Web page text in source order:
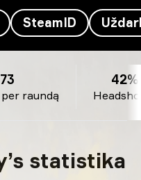
SteamID
raundą
42%
statistika